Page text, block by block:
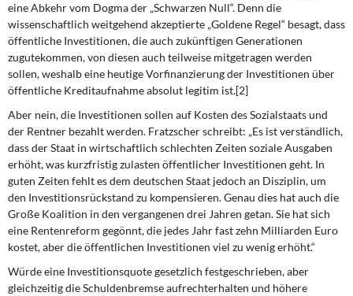
Kontakt
eine Abkehr vom Dogma der „Schwarzen Null“. Denn die
wissenschaftlich weitgehend akzeptierte „Goldene Regel“ besagt, dass
öffentliche Investitionen, die auch zukünftigen Generationen
zugutekommen, von diesen auch teilweise mitgetragen werden
sollen, weshalb eine heutige Vorfinanzierung der Investitionen über
öffentliche Kreditaufnahme absolut legitim ist.[2]
Aber nein, die Investitionen sollen auf Kosten des Sozialstaats und
der Rentner bezahlt werden. Fratzscher schreibt: „Es ist verständlich,
dass der Staat in wirtschaftlich schlechten Zeiten soziale Ausgaben
erhöht, was kurzfristig zulasten öffentlicher Investitionen geht. In
guten Zeiten fehlt es dem deutschen Staat jedoch an Disziplin, um
den Investitionsrückstand zu kompensieren. Genau dies hat auch die
Große Koalition in den vergangenen drei Jahren getan. Sie hat sich
eine Rentenreform gegönnt, die jedes Jahr fast zehn Milliarden Euro
kostet, aber die öffentlichen Investitionen viel zu wenig erhöht.“
Würde eine Investitionsquote gesetzlich festgeschrieben, aber
gleichzeitig die Schuldenbremse aufrechterhalten und höhere